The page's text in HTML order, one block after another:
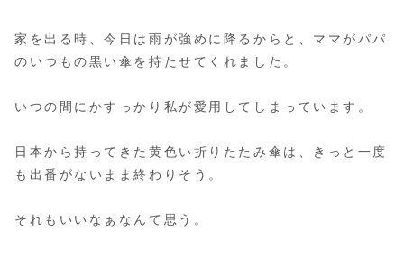
家を出る時、今日は雨が強めに降るからと、ママがパパ
のいつもの黒い傘を持たせてくれました。
いつの間にかすっかり私が愛用してしまっています。
日本から持ってきた黄色い折りたたみ傘は、きっと一度
も出番がないまま終わりそう。
それもいいなぁなんて思う。